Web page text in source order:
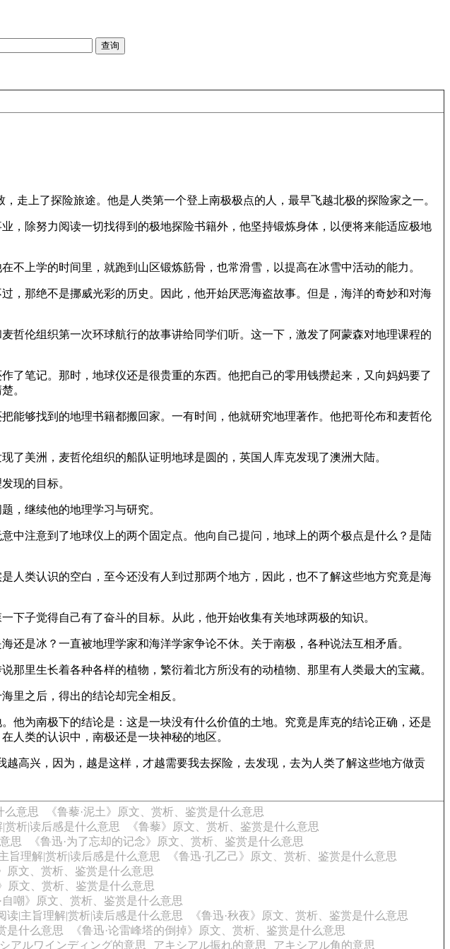
走上了探险旅途。他是人类第一个登上南极极点的人，最早飞越北极的探险家之一。
，除努力阅读一切找得到的极地探险书籍外，他坚持锻炼身体，以便将来能适应极地
上学的时间里，就跑到山区锻炼筋骨，也常滑雪，以提高在冰雪中活动的能力。
，那绝不是挪威光彩的历史。因此，他开始厌恶海盗故事。但是，海洋的奇妙和对海
哲伦组织第一次环球航行的故事讲给同学们听。这一下，激发了阿蒙森对地理课程的
了笔记。那时，地球仪还是很贵重的东西。他把自己的零用钱攒起来，又向妈妈要了
。
能够找到的地理书籍都搬回家。一有时间，他就研究地理著作。他把哥伦布和麦哲伦
美洲，麦哲伦组织的船队证明地球是圆的，英国人库克发现了澳洲大陆。
现的目标。
，继续他的地理学习与研究。
中注意到了地球仪上的两个固定点。他向自己提问，地球上的两个极点是什么？是陆
人类认识的空白，至今还没有人到过那两个地方，因此，也不了解这些地方究竟是海
子觉得自己有了奋斗的目标。从此，他开始收集有关地球两极的知识。
是冰？一直被地理学家和海洋学家争论不休。关于南极，各种说法互相矛盾。
里生长着各种各样的植物，繁衍着北方所没有的动植物、那里有人类最大的宝藏。
里之后，得出的结论却完全相反。
他为南极下的结论是：这是一块没有什么价值的土地。究竟是库克的结论正确，还是
人类的认识中，南极还是一块神秘的地区。
高兴，因为，越是这样，才越需要我去探险，去发现，去为人类了解这些地方做贡
么意思
《鲁藜·泥土》原文、赏析、鉴赏是什么意思
|赏析|读后感是什么意思
《鲁藜》原文、赏析、鉴赏是什么意思
思
《鲁迅·为了忘却的记念》原文、赏析、鉴赏是什么意思
旨理解|赏析|读后感是什么意思
《鲁迅·孔乙己》原文、赏析、鉴赏是什么意思
原文、赏析、鉴赏是什么意思
原文、赏析、鉴赏是什么意思
·自嘲》原文、赏析、鉴赏是什么意思
读|主旨理解|赏析|读后感是什么意思
《鲁迅·秋夜》原文、赏析、鉴赏是什么意思
是什么意思
《鲁迅·论雷峰塔的倒掉》原文、赏析、鉴赏是什么意思
アルワインディング的意思 アキシアル振れ的意思 アキシアル角的意思